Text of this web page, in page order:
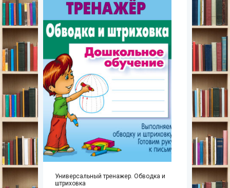
Универсальный тренажер. Обводка и
штриховка